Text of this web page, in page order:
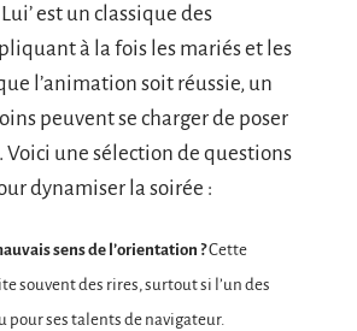
est un classique des
à la fois les mariés et les
l’animation soit réussie, un
peuvent se charger de poser
Voici une sélection de questions
dynamiser la soirée :
sens de l’orientation ?Cette
souvent des rires, surtout si l’un des
pour ses talents de navigateur.